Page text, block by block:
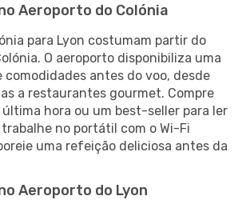
Aeroporto do Colónia
para Lyon costumam partir do
O aeroporto disponibiliza uma
comodidades antes do voo, desde
a restaurantes gourmet. Compre
hora ou um best-seller para ler
no portátil com o Wi-Fi
uma refeição deliciosa antes da
Aeroporto do Lyon